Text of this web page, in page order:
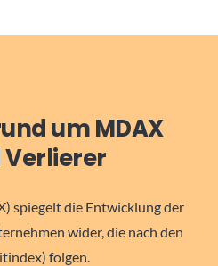
um MDAX
Verlierer
spiegelt die Entwicklung der
wider, die nach den
folgen.